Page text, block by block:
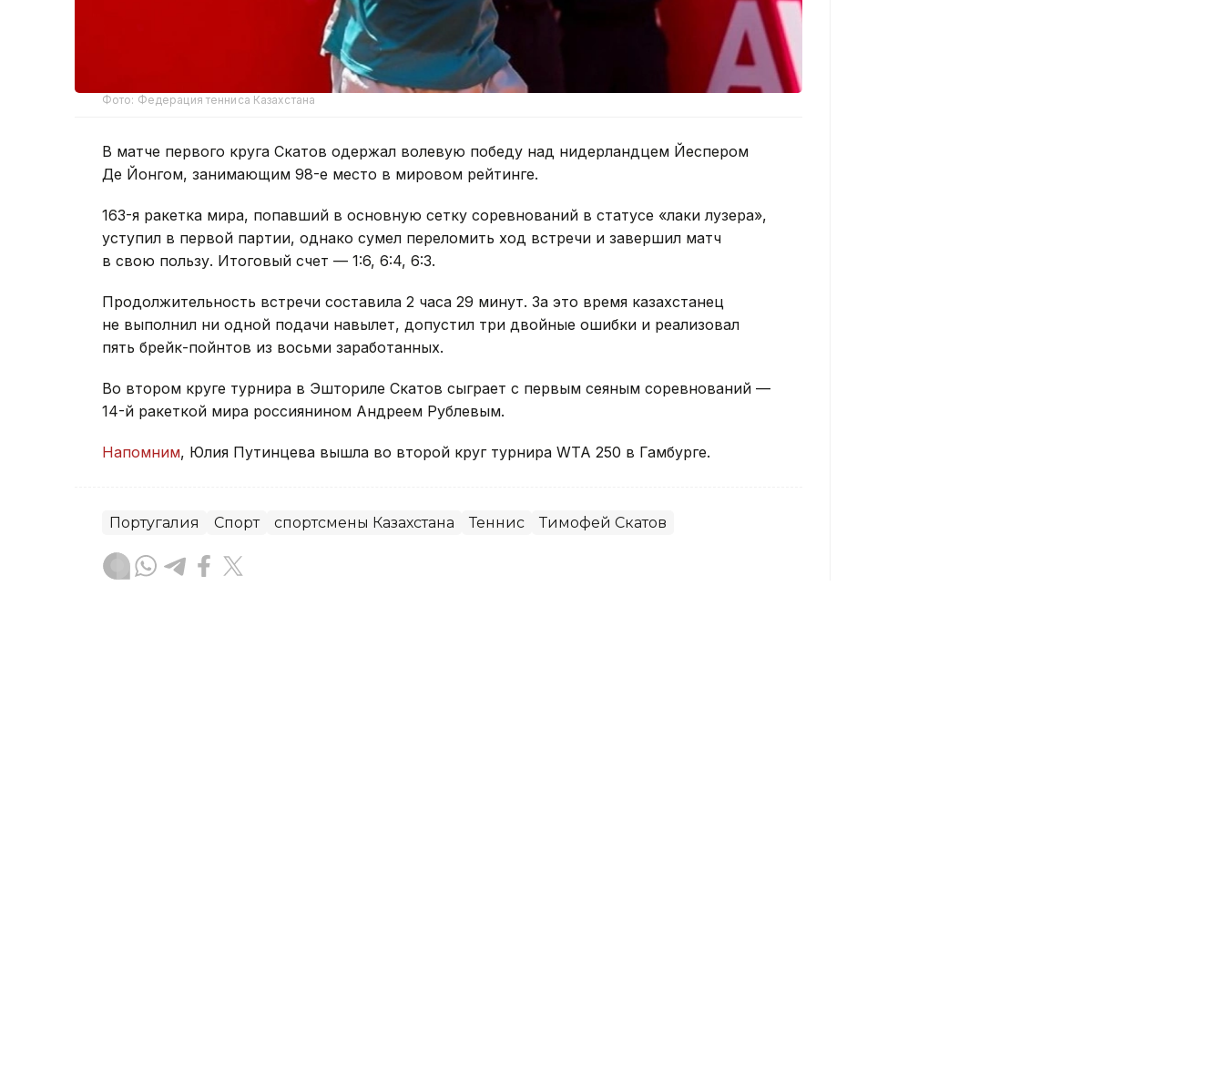
Фото: Федерация тенниса Казахстана
В матче первого круга Скатов одержал волевую победу над нидерландцем Йеспером
Де Йонгом, занимающим 98-е место в мировом рейтинге.
163-я ракетка мира, попавший в основную сетку соревнований в статусе «лаки лузера»,
уступил в первой партии, однако сумел переломить ход встречи и завершил матч
в свою пользу. Итоговый счет — 1:6, 6:4, 6:3.
Продолжительность встречи составила 2 часа 29 минут. За это время казахстанец
не выполнил ни одной подачи навылет, допустил три двойные ошибки и реализовал
пять брейк-пойнтов из восьми заработанных.
Во втором круге турнира в Эшториле Скатов сыграет с первым сеяным соревнований —
14-й ракеткой мира россиянином Андреем Рублевым.
Напомним, Юлия Путинцева вышла во второй круг турнира WTA 250 в Гамбурге.
Португалия Спорт спортсмены Казахстана Теннис Тимофей Скатов